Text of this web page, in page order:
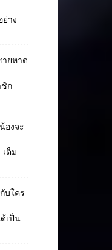
าง
ยหาด
ชิก
องจะ
ต็ม
บใคร
เป็น